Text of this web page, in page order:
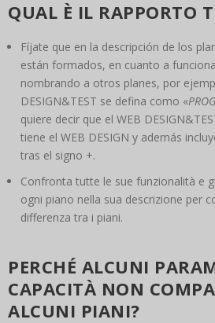
QUAL È IL RAPPORTO
Fíjate que en la descripción de los
están formados, en cuanto a
nombrando a otros planes, por
DESIGN&TEST se defina como «
quiere decir que el WEB
tiene el WEB DESIGN y además
tras el signo +.
Confronta tutte le sue funzionalità e
ogni piano nella sua descrizione per
differenza tra i piani.
PERCHÉ ALCUNI
CAPACITÀ NON
ALCUNI PIANI?